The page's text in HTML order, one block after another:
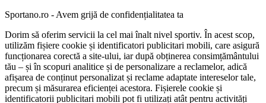
Sportano.ro - Avem grijă de confidențialitatea ta
Dorim să oferim servicii la cel mai înalt nivel sportiv. În acest scop,
utilizăm fișiere cookie și identificatori publicitari mobili, care asigură
funcționarea corectă a site-ului, iar după obținerea consimțământului
tău – și în scopuri analitice și de personalizare a reclamelor, adică
afișarea de conținut personalizat și reclame adaptate intereselor tale,
precum și măsurarea eficienței acestora. Fișierele cookie și
identificatorii publicitari mobili pot fi utilizați atât pentru activități